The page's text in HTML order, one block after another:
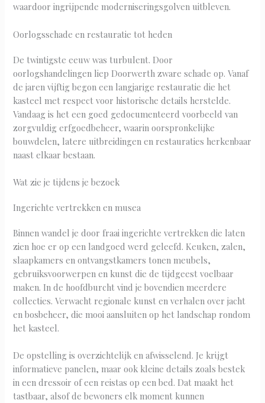
waardoor ingrijpende moderniseringsgolven uitbleven.
Oorlogsschade en restauratie tot heden
De twintigste eeuw was turbulent. Door
oorlogshandelingen liep Doorwerth zware schade op. Vanaf
de jaren vijftig begon een langjarige restauratie die het
kasteel met respect voor historische details herstelde.
Vandaag is het een goed gedocumenteerd voorbeeld van
zorgvuldig erfgoedbeheer, waarin oorspronkelijke
bouwdelen, latere uitbreidingen en restauraties herkenbaar
naast elkaar bestaan.
Wat zie je tijdens je bezoek
Ingerichte vertrekken en musea
Binnen wandel je door fraai ingerichte vertrekken die laten
zien hoe er op een landgoed werd geleefd. Keuken, zalen,
slaapkamers en ontvangstkamers tonen meubels,
gebruiksvoorwerpen en kunst die de tijdgeest voelbaar
maken. In de hoofdburcht vind je bovendien meerdere
collecties. Verwacht regionale kunst en verhalen over jacht
en bosbeheer, die mooi aansluiten op het landschap rondom
het kasteel.
De opstelling is overzichtelijk en afwisselend. Je krijgt
informatieve panelen, maar ook kleine details zoals bestek
in een dressoir of een reistas op een bed. Dat maakt het
tastbaar, alsof de bewoners elk moment kunnen